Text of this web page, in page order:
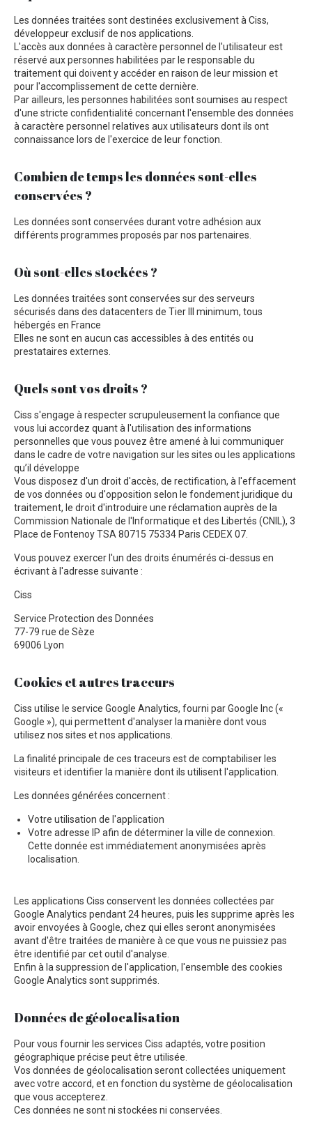
Les données traitées sont destinées exclusivement à Ciss,
développeur exclusif de nos applications.
L'accès aux données à caractère personnel de l'utilisateur est
réservé aux personnes habilitées par le responsable du
traitement qui doivent y accéder en raison de leur mission et
pour l'accomplissement de cette dernière.
Par ailleurs, les personnes habilitées sont soumises au respect
d'une stricte confidentialité concernant l'ensemble des données
à caractère personnel relatives aux utilisateurs dont ils ont
connaissance lors de l'exercice de leur fonction.
Combien de temps les données sont-elles
conservées ?
Les données sont conservées durant votre adhésion aux
différents programmes proposés par nos partenaires.
Où sont-elles stockées ?
Les données traitées sont conservées sur des serveurs
sécurisés dans des datacenters de Tier III minimum, tous
hébergés en France
Elles ne sont en aucun cas accessibles à des entités ou
prestataires externes.
Quels sont vos droits ?
Ciss s'engage à respecter scrupuleusement la confiance que
vous lui accordez quant à l'utilisation des informations
personnelles que vous pouvez être amené à lui communiquer
dans le cadre de votre navigation sur les sites ou les applications
qu’il développe
Vous disposez d'un droit d'accès, de rectification, à l'effacement
de vos données ou d'opposition selon le fondement juridique du
traitement, le droit d'introduire une réclamation auprès de la
Commission Nationale de l'Informatique et des Libertés (CNIL), 3
Place de Fontenoy TSA 80715 75334 Paris CEDEX 07.
Vous pouvez exercer l'un des droits énumérés ci-dessus en
écrivant à l'adresse suivante :
Ciss
Service Protection des Données
77-79 rue de Sèze
69006 Lyon
Cookies et autres traceurs
Ciss utilise le service Google Analytics, fourni par Google Inc («
Google »), qui permettent d'analyser la manière dont vous
utilisez nos sites et nos applications.
La finalité principale de ces traceurs est de comptabiliser les
visiteurs et identifier la manière dont ils utilisent l'application.
Les données générées concernent :
Votre utilisation de l'application
Votre adresse IP afin de déterminer la ville de connexion.
Cette donnée est immédiatement anonymisées après
localisation.
Les applications Ciss conservent les données collectées par
Google Analytics pendant 24 heures, puis les supprime après les
avoir envoyées à Google, chez qui elles seront anonymisées
avant d'être traitées de manière à ce que vous ne puissiez pas
être identifié par cet outil d'analyse.
Enfin à la suppression de l'application, l'ensemble des cookies
Google Analytics sont supprimés.
Données de géolocalisation
Pour vous fournir les services Ciss adaptés, votre position
géographique précise peut être utilisée.
Vos données de géolocalisation seront collectées uniquement
avec votre accord, et en fonction du système de géolocalisation
que vous accepterez.
Ces données ne sont ni stockées ni conservées.